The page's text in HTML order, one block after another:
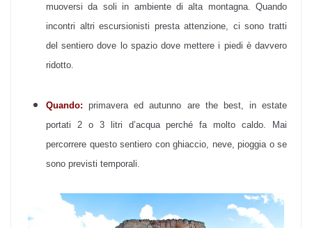
muoversi da soli in ambiente di alta montagna. Quando
incontri altri escursionisti presta attenzione, ci sono tratti
del sentiero dove lo spazio dove mettere i piedi è davvero
ridotto.
Quando: primavera ed autunno are the best, in estate
portati 2 o 3 litri d’acqua perché fa molto caldo. Mai
percorrere questo sentiero con ghiaccio, neve, pioggia o se
sono previsti temporali.